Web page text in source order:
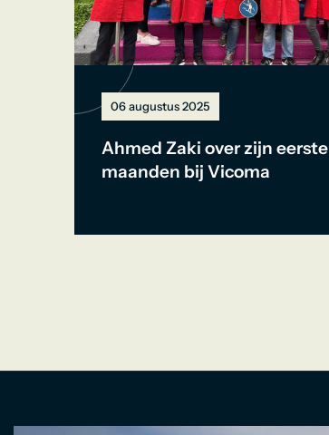
06 augustus 2025
Ahmed Zaki over zijn eerste
maanden bij Vicoma